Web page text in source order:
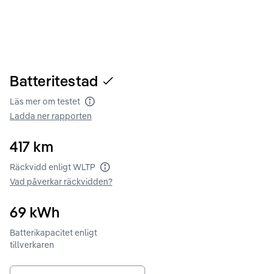
Batteritestad
Läs mer om testet Batteritest
Ladda ner rapporten
417 km
Räckvidd enligt WLTP Räckvidd enligt WLTP
Vad påverkar räckvidden?
69 kWh
Batterikapacitet enligt
tillverkaren